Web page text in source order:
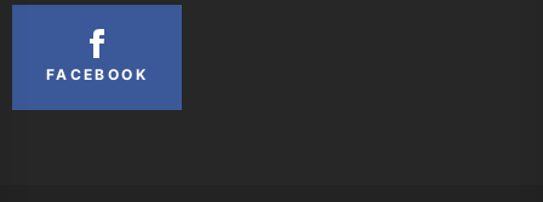
FACEBOOK